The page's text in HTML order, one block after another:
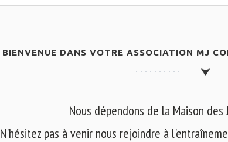
BIENVENUE DANS VOTRE ASSOCIATION MJ
Nous dépendons de la Maison des
N'hésitez pas à venir nous rejoindre à